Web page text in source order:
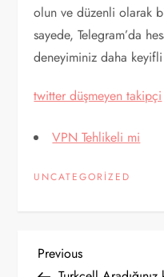
olun ve düzenli olarak
sayede, Telegram’da
deneyiminiz daha
twitter düşmeyen takipçi
VPN Tehlikeli mi
UNCATEGORIZED
Y
Previous
Previous